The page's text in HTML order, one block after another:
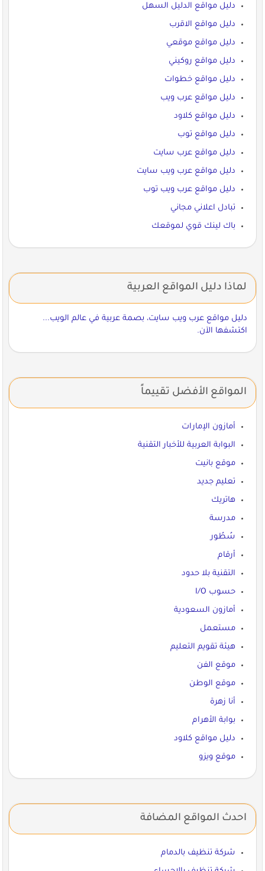
دليل مواقع الدليل السهل
دليل مواقع الاقرب
دليل مواقع موقعي
دليل مواقع روكيني
دليل مواقع خطوات
دليل مواقع عرب ويب
دليل مواقع كلاود
دليل مواقع توب
دليل مواقع عرب سايت
دليل مواقع عرب ويب سايت
دليل مواقع عرب ويب توب
تبادل اعلاني مجاني
باك لينك قوي لموقعك
لماذا دليل المواقع العربية
دليل مواقع عرب ويب سايت، بصمة عربية في عالم الويب...
اكتشفها الآن.
المواقع الأفضل تقييماً
أمازون الإمارات
البوابة العربية للأخبار التقنية
موقع بانيت
تعليم جديد
هاتريك
مدرسة
سُطُور
أرقام
التقنية بلا حدود
حسوب I/O
أمازون السعودية
مستعمل
هيئة تقويم التعليم
موقع الفن
موقع الوطن
أنا زهرة
بوابة الأهرام
دليل مواقع كلاود
موقع ويزو
احدث المواقع المضافة
شركة تنظيف بالدمام